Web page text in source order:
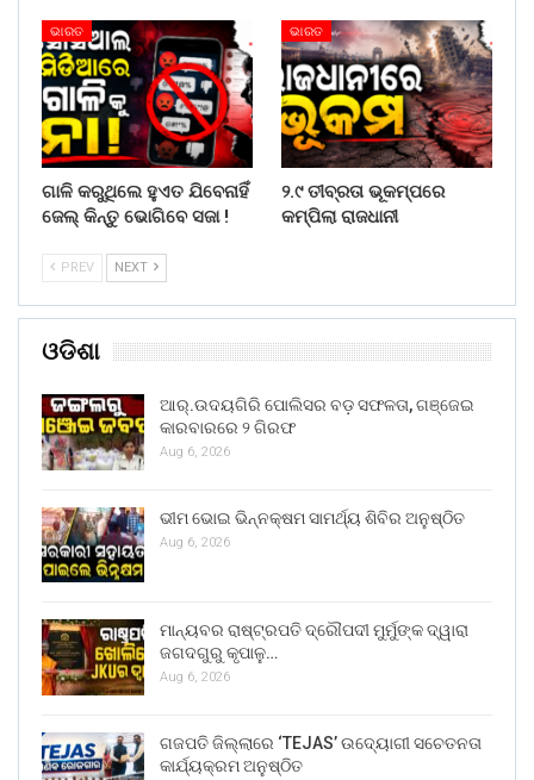
ଭାରତ
ଗାଳି କରୁଥିଲେ ହୁଏତ ଯିବେନାହିଁ
ଜେଲ୍ କିନ୍ତୁ ଭୋଗିବେ ସଜା !
ଭାରତ
୨.୯ ତୀବ୍ରତା ଭୂକମ୍ପରେ
କମ୍ପିଲା ରାଜଧାନୀ
PREV NEXT
ଓଡିଶା
ଆର୍.ଉଦୟଗିରି ପୋଲିସର ବଡ଼ ସଫଳତା, ଗଞ୍ଜେଇ
କାରବାରରେ ୨ ଗିରଫ
Aug 6, 2026
ଭୀମ ଭୋଇ ଭିନ୍ନକ୍ଷମ ସାମର୍ଥ୍ୟ ଶିବିର ଅନୁଷ୍ଠିତ
Aug 6, 2026
ମାନ୍ୟବର ରାଷ୍ଟ୍ରପତି ଦ୍ରୌପଦୀ ମୁର୍ମୁଙ୍କ ଦ୍ୱାରା
ଜଗଦଗୁରୁ କୃପାଳୁ…
Aug 6, 2026
ଗଜପତି ଜିଲ୍ଲାରେ ‘TEJAS’ ଉଦ୍ୟୋଗୀ ସଚେତନତା
କାର୍ଯ୍ୟକ୍ରମ ଅନୁଷ୍ଠିତ